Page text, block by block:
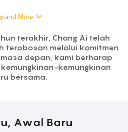
More
terakhir, Chang Ai telah
terobosan melalui komitmen
depan, kami berharap
kemungkinan
bersama.
Awal Baru